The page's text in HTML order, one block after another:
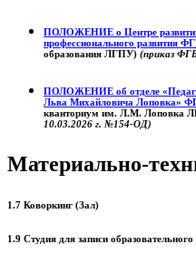
ПОЛОЖЕНИЕ о Центре
профессионального развития
образования ЛГПУ) (приказ
ПОЛОЖЕНИЕ об отделе
Льва Михайловича Лоповка»
кванториум им. Л.М. Лоповка
10.03.2026 г. №154-ОД)
Материально-
1.7 Коворкинг (Зал)
1.9 Студия для записи образовательного